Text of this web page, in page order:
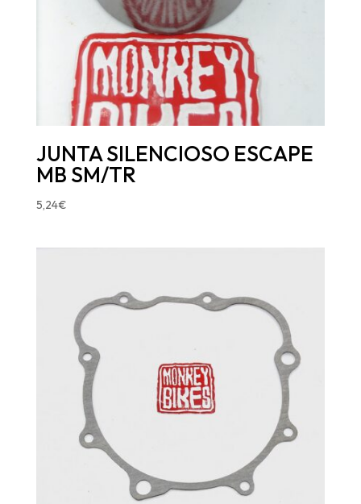
JUNTA SILENCIOSO ESCAPE
MB SM/TR
5,24€